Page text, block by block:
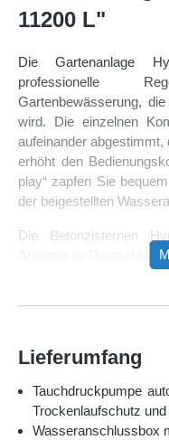
11200 L"
Die Gartenanlage
professionelle
Gartenbewässerung,
wird. Die einzelnen
aufeinander
erhöht den
play“ zapfen Sie
der beigestellten
Die Betonzisternen
Anlagen in
schwierige
sachgerechtem Einbau
von 30 Jahren.
Lieferumfang
Tauchdruckpumpe
Trockenlaufschutz und
Wasseranschlussbox